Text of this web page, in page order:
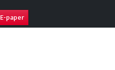
paper